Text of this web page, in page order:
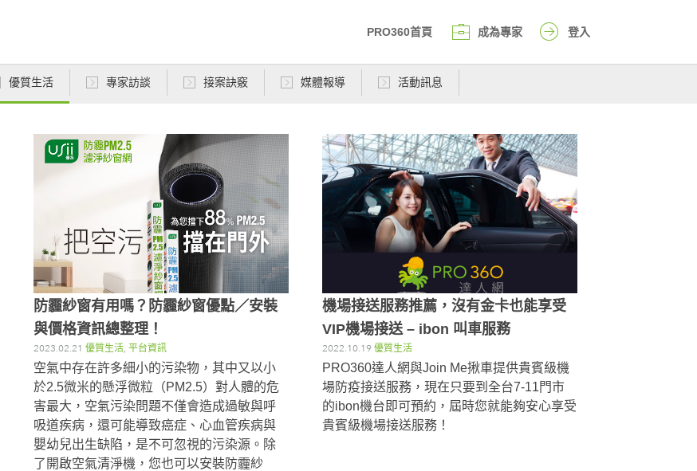
PRO360首頁 成為專家 登入
優質生活 專家訪談 接案訣竅 媒體報導 活動訊息
防霾紗窗有用嗎？防霾紗窗優點／安裝
與價格資訊總整理！
2023.02.21 優質生活,平台資訊
空氣中存在許多細小的污染物，其中又以小
於2.5微米的懸浮微粒（PM2.5）對人體的危
害最大，空氣污染問題不僅會造成過敏與呼
吸道疾病，還可能導致癌症、心血管疾病與
嬰幼兒出生缺陷，是不可忽視的污染源。除
了開啟空氣清淨機，您也可以安裝防霾紗
機場接送服務推薦，沒有金卡也能享受
VIP機場接送 – ibon 叫車服務
2022.10.19 優質生活
PRO360達人網與Join Me揪車提供貴賓級機
場防疫接送服務，現在只要到全台7-11門市
的ibon機台即可預約，屆時您就能夠安心享受
貴賓級機場接送服務！